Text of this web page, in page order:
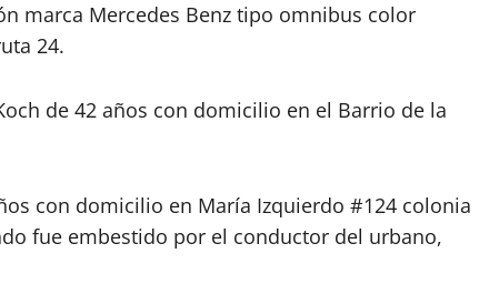
marca Mercedes Benz tipo omnibus color
24.
de 42 años con domicilio en el Barrio de la
con domicilio en María Izquierdo #124 colonia
fue embestido por el conductor del urbano,